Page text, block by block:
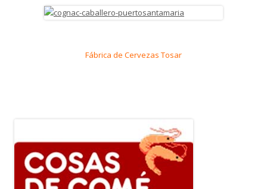
Fábrica de Cervezas Tosar